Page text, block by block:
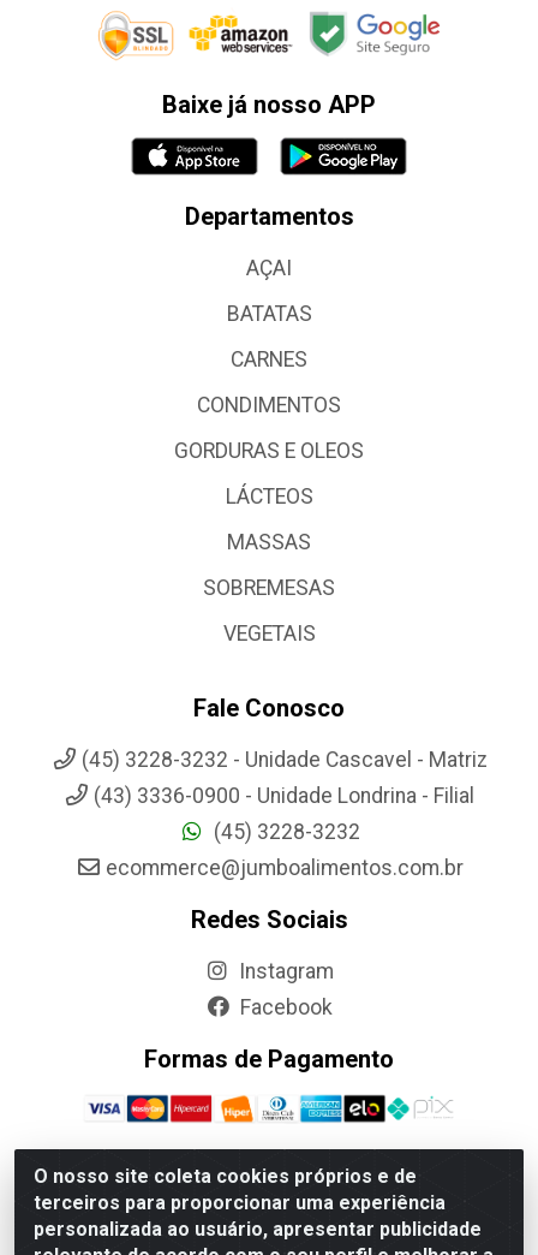
O nosso site coleta cookies próprios e de
terceiros para proporcionar uma experiência
personalizada ao usuário, apresentar publicidade
Baixe já nosso APP
Departamentos
AÇAI
BATATAS
CARNES
CONDIMENTOS
GORDURAS E OLEOS
LÁCTEOS
MASSAS
SOBREMESAS
VEGETAIS
Fale Conosco
(45) 3228-3232 - Unidade Cascavel - Matriz
(43) 3336-0900 - Unidade Londrina - Filial
(45) 3228-3232
ecommerce@jumboalimentos.com.br
Redes Sociais
Instagram
Facebook
Formas de Pagamento
Jumbo Alimentos Cascavel - Matriz - Rua Itatiba Do Sul, 161 -
Santos Dumont, Cascavel-PR - CEP 85804-700- CNPJ